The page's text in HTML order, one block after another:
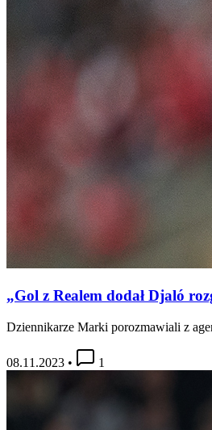
„Gol z Realem dodał Djaló
Dziennikarze Marki porozmawiali z
08.11.2023 • 1